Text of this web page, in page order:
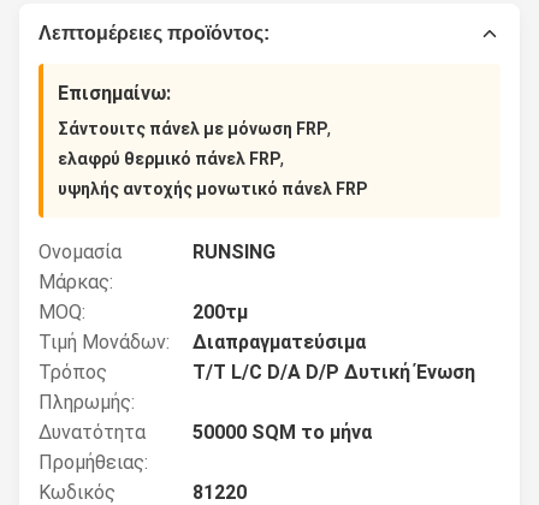
Λεπτομέρειες προϊόντος:
Επισημαίνω:
Σάντουιτς πάνελ με μόνωση FRP,
ελαφρύ θερμικό πάνελ FRP,
υψηλής αντοχής μονωτικό πάνελ FRP
Ονομασία
Μάρκας:
RUNSING
MOQ:
200τμ
Τιμή Μονάδων:
Διαπραγματεύσιμα
Τρόπος
Πληρωμής:
T/T L/C D/A D/P Δυτική Ένωση
Δυνατότητα
Προμήθειας:
50000 SQM το μήνα
Κωδικός
81220